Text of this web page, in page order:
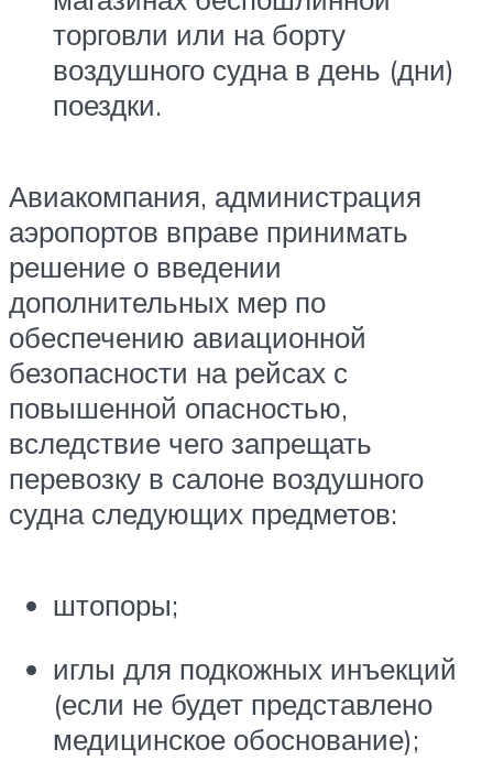
торговли или на борту
воздушного судна в день (дни)
поездки.
Авиакомпания, администрация
аэропортов вправе принимать
решение о введении
дополнительных мер по
обеспечению авиационной
безопасности на рейсах с
повышенной опасностью,
вследствие чего запрещать
перевозку в салоне воздушного
судна следующих предметов:
штопоры;
иглы для подкожных инъекций
(если не будет представлено
медицинское обоснование);